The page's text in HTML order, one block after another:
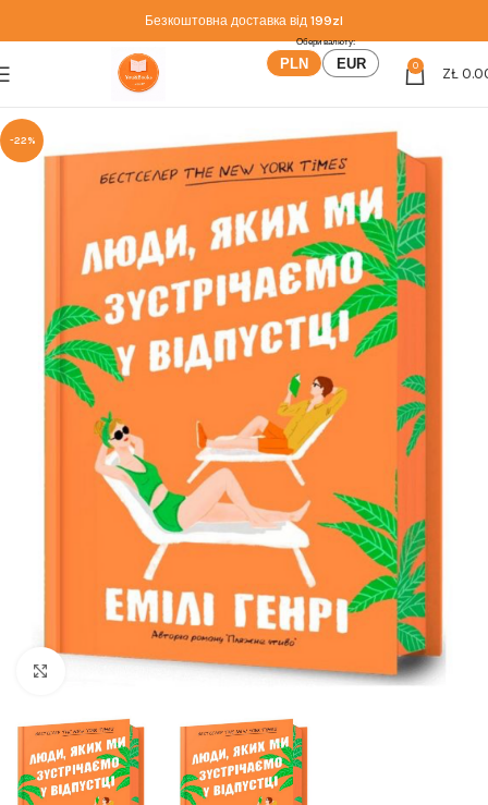
Безкоштовна доставка від 199zl
PLN EUR 0 ZŁ
-22%